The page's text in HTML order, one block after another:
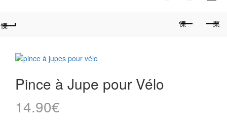
Pince à Jupe pour Vélo
14.90€